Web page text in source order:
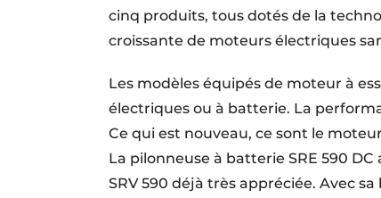
cinq produits, tous dotés de la
croissante de moteurs électriques
Les modèles équipés de moteur à
électriques ou à batterie. La
Ce qui est nouveau, ce sont le
La pilonneuse à batterie SRE 590
SRV 590 déjà très appréciée. Avec